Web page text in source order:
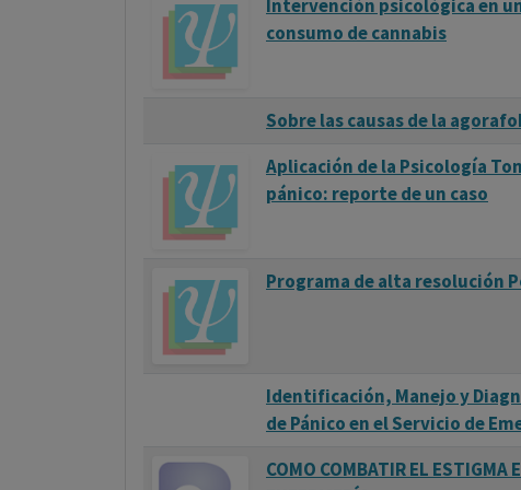
cree que una combinación de factores
importante. Los factores de estrés
cerebral, y ciertos temperamentos que son
El tratamiento para las crisis de pánico y el
psicológica, medicación, o una combinación
contribuyen a los ataques de pánico y
síntomas. Las técnicas de relajación y
medicación, los antidepresivos y los
### Estrategias de Autocuidado
Además del tratamiento profesional, hay
Intervención psicológica en
consumo de cannabis
Sobre las causas de la
Aplicación de la Psicología
pánico: reporte de un caso
Programa de alta resolución
Identificación, Manejo y
de Pánico en el Servicio de
COMO COMBATIR EL ESTIGMA